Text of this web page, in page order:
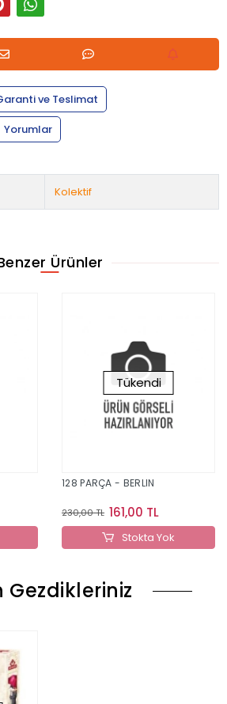
ve Teslimat
Yorumlar
Kolektif
Ürünler
Tükendi
128 PARÇA - BERLIN
230,00 TL 161,00 TL
Stokta Yok
Gezdikleriniz